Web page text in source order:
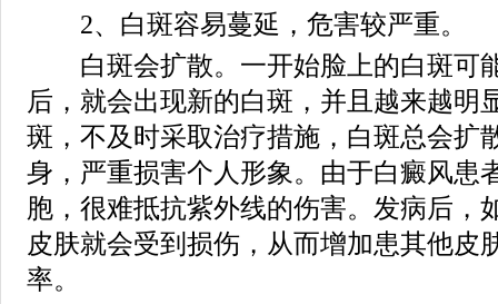
2、白斑容易蔓延，危害较严重。
白斑会扩散。一开始脸上的白斑可
后，就会出现新的白斑，并且越来越明
斑，不及时采取治疗措施，白斑总会扩
身，严重损害个人形象。由于白癜风患
胞，很难抵抗紫外线的伤害。发病后，
皮肤就会受到损伤，从而增加患其他皮
率。